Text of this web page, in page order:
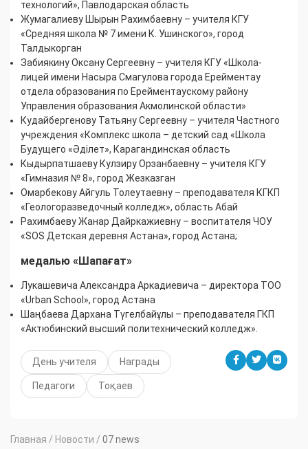
технологий», Павлодарская область
Жумагалиеву Шырын Рахимбаевну – учителя КГУ
«Средняя школа № 7 имени К. Ушинского», город
Талдыкорган
Забиякину Оксану Сергеевну – учителя КГУ «Школа-
лицей имени Насыра Смагулова города Ерейментау
отдела образования по Ерейментаускому району
Управления образования Акмолинской области»
Кудайбергенову Татьяну Сергеевну – учителя Частного
учреждения «Комплекс школа – детский сад «Школа
Будущего «Әділет», Карагандинская область
Кыдырпатшаеву Кулзиру Орзанбаевну – учителя КГУ
«Гимназия № 8», город Жезказган
Омарбекову Айгуль Толеутаевну – преподавателя КГКП
«Геологоразведочный колледж», область Абай
Рахимбаеву Жанар Дайркажиевну – воспитателя ЧОУ
«SOS Детская деревня Астана», город Астана;
медалью «Шапағат»
Лукашевича Александра Аркадиевича – директора ТОО
«Urban School», город Астана
Шаңбаева Дархана Түгелбайұлы – преподавателя ГКП
«Актюбинский высший политехнический колледж».
День учителя Награды
Педагоги Тоқаев
Главная / Новости / 07 news